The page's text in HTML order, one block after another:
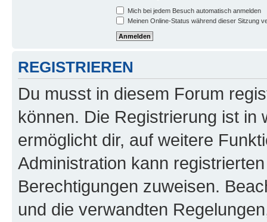
Mich bei jedem Besuch automatisch anmelden
Meinen Online-Status während dieser Sitzung
REGISTRIEREN
Du musst in diesem Forum
können. Die Registrierung ist in
ermöglicht dir, auf weitere
Administration kann
Berechtigungen zuweisen.
und die verwandten